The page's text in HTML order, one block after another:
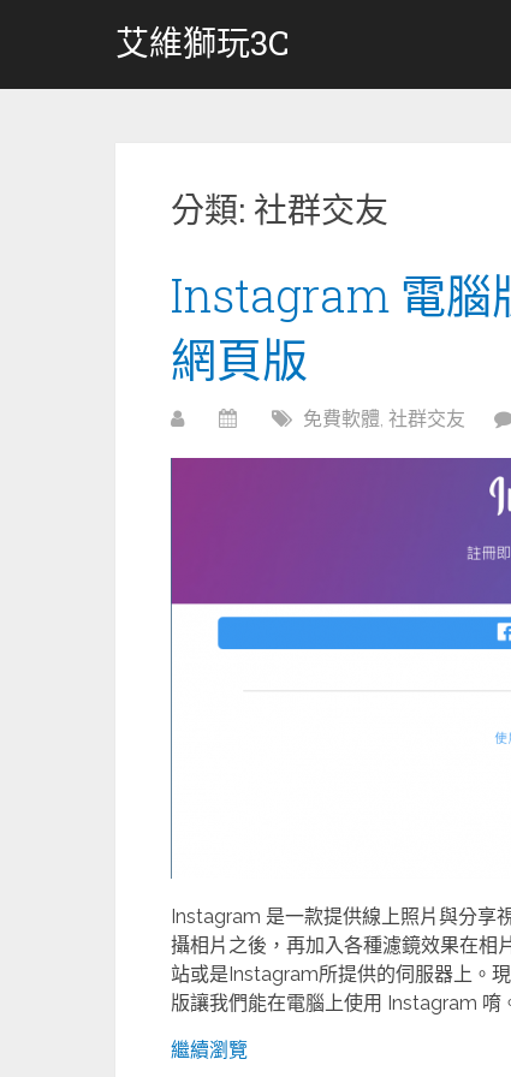
艾維獅玩3C
分類: 社群交友
Instagram 電腦
網頁版
免費軟體, 社群交友
Instagram 是一款提供線上照片與分享
攝相片之後，再加入各種濾鏡效果在相
站或是Instagram所提供的伺服器上。
版讓我們能在電腦上使用 Instagram 唷
繼續瀏覽